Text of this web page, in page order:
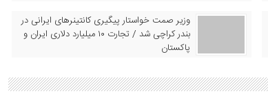
وزیر صمت خواستار پیگیری کانتینرهای ایرانی در
بندر کراچی شد / تجارت ۱۰ میلیارد دلاری ایران و
پاکستان